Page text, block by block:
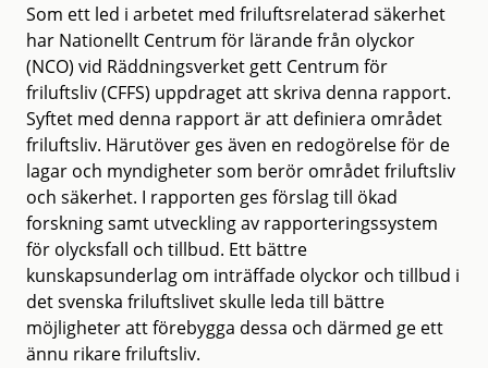
Som ett led i arbetet med friluftsrelaterad säkerhet
har Nationellt Centrum för lärande från olyckor
(NCO) vid Räddningsverket gett Centrum för
friluftsliv (CFFS) uppdraget att skriva denna rapport.
Syftet med denna rapport är att definiera området
friluftsliv. Härutöver ges även en redogörelse för de
lagar och myndigheter som berör området friluftsliv
och säkerhet. I rapporten ges förslag till ökad
forskning samt utveckling av rapporteringssystem
för olycksfall och tillbud. Ett bättre
kunskapsunderlag om inträffade olyckor och tillbud i
det svenska friluftslivet skulle leda till bättre
möjligheter att förebygga dessa och därmed ge ett
ännu rikare friluftsliv.